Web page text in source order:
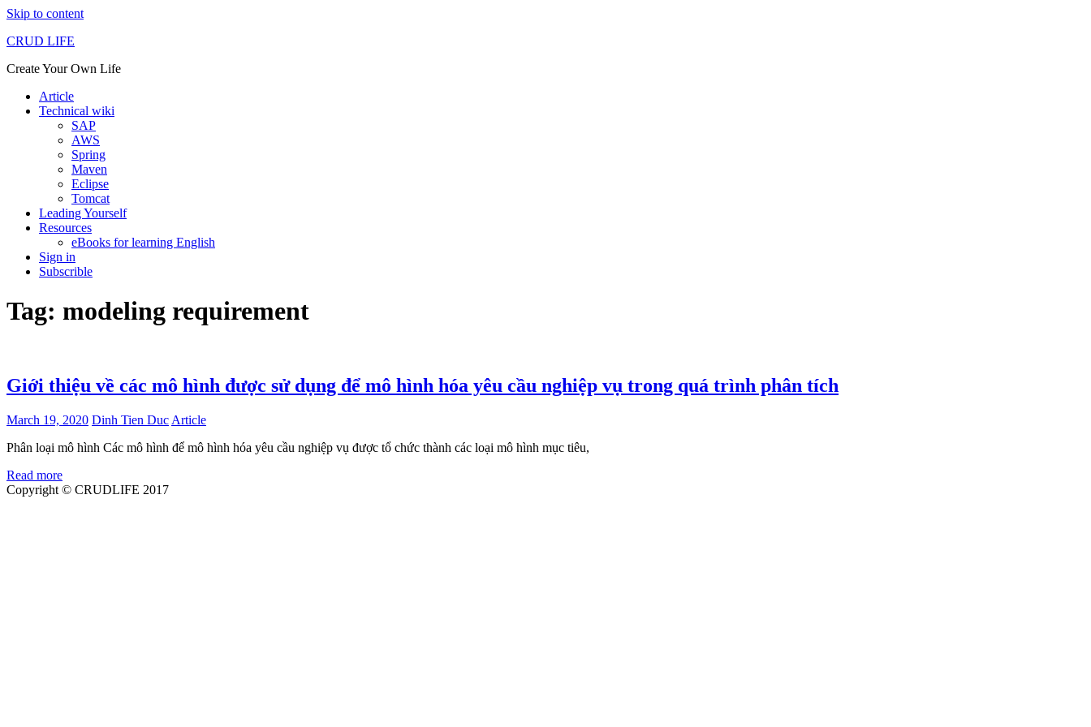
Skip to content
CRUD LIFE
Create Your Own Life
Article
Technical wiki
SAP
AWS
Spring
Maven
Eclipse
Tomcat
Leading Yourself
Resources
eBooks for learning English
Sign in
Subscrible
Tag: modeling requirement
Giới thiệu về các mô hình được sử dụng để mô hình hóa yêu cầu nghiệp vụ trong quá trình phân tích
March 19, 2020 Dinh Tien Duc Article
Phân loại mô hình Các mô hình để mô hình hóa yêu cầu nghiệp vụ được tổ chức thành các loại mô hình mục tiêu,
Read more
Copyright © CRUDLIFE 2017